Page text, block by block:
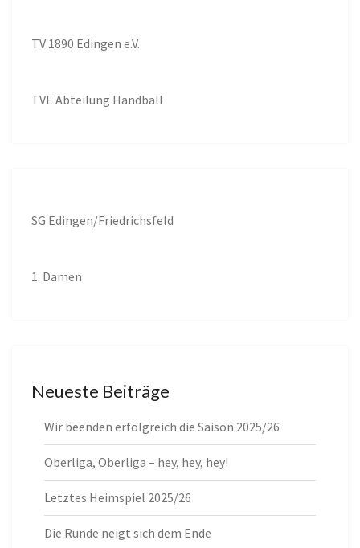
TV 1890 Edingen e.V.
TVE Abteilung Handball
SG Edingen/Friedrichsfeld
1. Damen
Neueste Beiträge
Wir beenden erfolgreich die Saison 2025/26
Oberliga, Oberliga – hey, hey, hey!
Letztes Heimspiel 2025/26
Die Runde neigt sich dem Ende